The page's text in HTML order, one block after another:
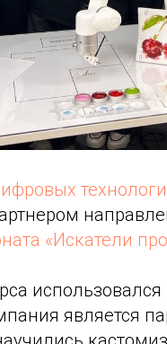
«Искатели
является